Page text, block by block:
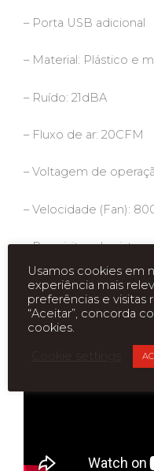
– Porta USB adicional
– Material: Plástico e
– Ruído: 21dBA
– Fluxo de ar: 20CFM
– Voltagem de
– Velocidade (Fan):
– Requisitos do
Usamos cookies em
experiência mais
preferências e visitas
“Aceitar”, concorda
cookies.